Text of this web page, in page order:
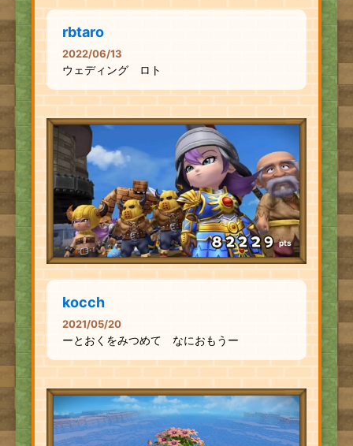
rbtaro
2022/06/13
ウェディング ロト
pts
kocch
2021/05/20
ーとおくをみつめて なにおもうー